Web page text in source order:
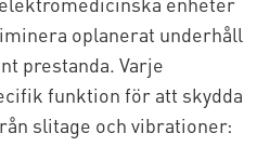
oplanerat underhåll
prestanda. Varje
funktion för att skydda
slitage och vibrationer: